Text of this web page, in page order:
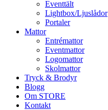
Eventtält
Lightbox/Ljuslådor
Portaler
Mattor
Entrémattor
Eventmattor
Logomattor
Skolmattor
Tryck & Brodyr
Blogg
Om STORE
Kontakt